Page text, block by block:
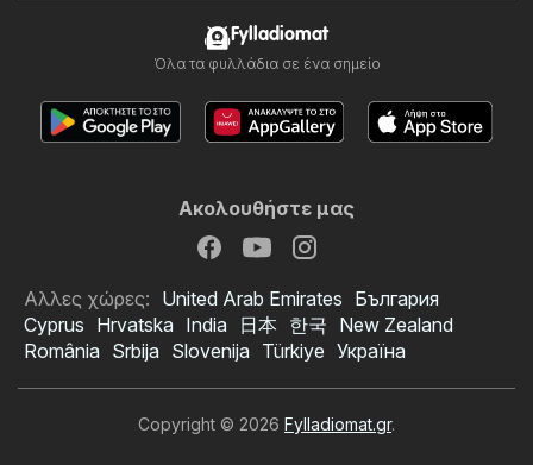
Fylladiomat
Όλα τα φυλλάδια σε ένα σημείο
Ακολουθήστε μας
Αλλες χώρες: United Arab Emirates България
Cyprus Hrvatska India 日本 한국 New Zealand
România Srbija Slovenija Türkiye Україна
Copyright © 2026 Fylladiomat.gr.